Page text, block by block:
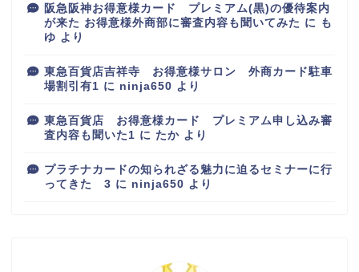
阪急阪神お得意様カード プレミアム(黒)の優待案内
が来た お得意様外商部に審査内容も聞いてみた に も
ゆ より
東急百貨店吉祥寺 お得意様サロン 外商カード駐車
場割引有1 に ninja650 より
東急百貨店 お得意様カード プレミアム申し込み審
査内容も聞いた1 に たか より
プラチナカードの知られざる魅力に迫るセミナーに行
ってきた 3 に ninja650 より